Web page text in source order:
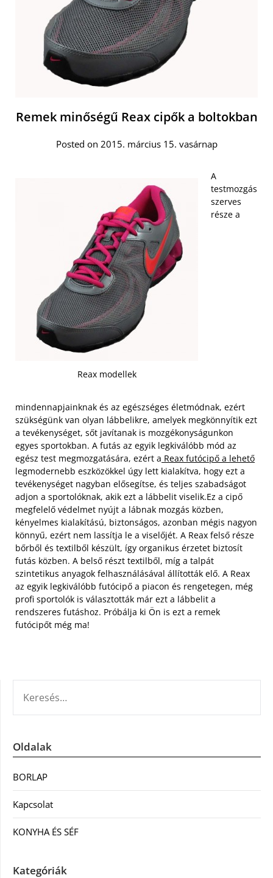
Remek minőségű Reax cipők a boltokban
Posted on 2015. március 15. vasárnap
Reax modellek
A
testmozgás
szerves
része a
mindennapjainknak és az egészséges életmódnak, ezért
szükségünk van olyan lábbelikre, amelyek megkönnyítik ezt
a tevékenységet, sőt javítanak is mozgékonyságunkon
egyes sportokban. A futás az egyik legkiválóbb mód az
egész test megmozgatására, ezért a Reax futócipő a lehető
legmodernebb eszközökkel úgy lett kialakítva, hogy ezt a
tevékenységet nagyban elősegítse, és teljes szabadságot
adjon a sportolóknak, akik ezt a lábbelit viselik.Ez a cipő
megfelelő védelmet nyújt a lábnak mozgás közben,
kényelmes kialakítású, biztonságos, azonban mégis nagyon
könnyű, ezért nem lassítja le a viselőjét. A Reax felső része
bőrből és textilből készült, így organikus érzetet biztosít
futás közben. A belső részt textilből, míg a talpát
szintetikus anyagok felhasználásával állították elő. A Reax
az egyik legkiválóbb futócipő a piacon és rengetegen, még
profi sportolók is választották már ezt a lábbelit a
rendszeres futáshoz. Próbálja ki Ön is ezt a remek
futócipőt még ma!
Oldalak
BORLAP
Kapcsolat
KONYHA ÉS SÉF
Kategóriák